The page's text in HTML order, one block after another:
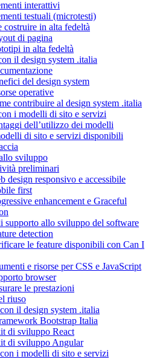
interattivi
testuali (microtesti)
costruire in alta fedeltà
di pagina
in alta fedeltà
il design system .italia
del design system
operative
contribuire al design system .italia
i modelli di sito e servizi
dell’utilizzo dei modelli
di sito e servizi disponibili
sviluppo
preliminari
design responsivo e accessibile
first
enhancement e Graceful
supporto allo sviluppo del software
detection
le feature disponibili con Can I
e risorse per CSS e JavaScript
browser
le prestazioni
riuso
il design system .italia
Bootstrap Italia
di sviluppo React
di sviluppo Angular
i modelli di sito e servizi